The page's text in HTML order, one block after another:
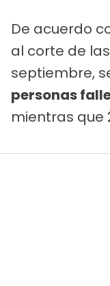
De acuerdo
al corte de las
septiembre,
personas
mientras que